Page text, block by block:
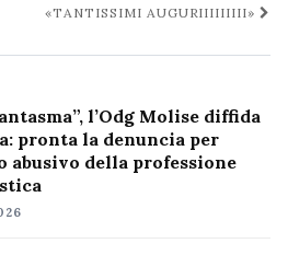
«TANTISSIMI AUGURIIIIIIIII»
l’Odg Molise diffida
pronta la denuncia per
abusivo della professione